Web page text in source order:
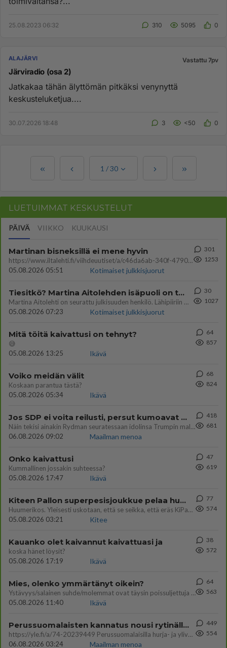
25.08.2023 06:32 310 5095 0
ALAJÄRVI Vastattu 7pv
Järviradio (osa 2)
Jatkakaa tähän älyttömän pitkäksi venynyttä
keskusteluketjua....
30.07.2026 18:48 3 <50 0
1 /30
LUETUIMMAT KESKUSTELUT
PÄIVÄ VIIKKO KUUKAUSI
Martinan bisneksillä ei mene hyvin
https://www.iltalehti.fi/viihdeuutiset/a/c46da6ab-340f-4790-aaa7-0865eed2336 Yrityksen konkurssihakemus on tullut kärä
05.08.2026 05:51
Kotimaiset julkkisjuorut
301
1253
Tiesitkö? Martina Aitolehden isäpuoli on tämä suosittu laulaja
Martina Aitolehti on seurattu julkisuuden henkilö. Lähipiiriin mahtuu muitakin tunnettuja henkilöitä. Tiesitkö, että Ma
05.08.2026 07:23
Kotimaiset julkkisjuorut
30
1027
Mitä töitä kaivattusi on tehnyt?
😅
05.08.2026 13:25
Ikävä
64
857
Voiko meidän välit
Koskaan parantua tästä?
05.08.2026 05:34
Ikävä
68
824
Jos SDP ei voita reilusti, persut kumoavat demokratian Suomesta
Näin tekisi ainakin Rydman seuratessaan idolinsa Trumpin mallia https://www.is.fi/politiikka/art-2000012187244.html
06.08.2026 09:02
Maailman menoa
418
681
Onko kaivattusi
Kummallinen jossakin suhteessa?
05.08.2026 17:47
Ikävä
47
619
Kiteen Pallon superpesisjoukkue pelaa huumeiden vaikutuksen alaisena
Huumerikos. Yleisesti uskotaan, että se seikka, että eräs KiPan pelaaja kärähtää huumeista, on vain jäävuoren huippu. M
05.08.2026 03:21
Kitee
77
574
Kauanko olet kaivannut kaivattuasi ja
koska hänet löysit?
05.08.2026 17:19
Ikävä
38
572
Mies, olenko ymmärtänyt oikein?
Ystävyys/salainen suhde/molemmat ovat täysin poissuljettuja asioita? Nainen
05.08.2026 11:40
Ikävä
64
563
Perussuomalaisten kannatus nousi rytinällä Ylen tänään julkaisemassa tuoreimmassa gallup-kyselyssä.
https://yle.fi/a/74-20239449 Perussuomalaisilla hurja- ja ylivoimaisesti suurin nousu tässä uudessa Ylen gallupissa. Kyl
06.08.2026 03:24
Maailman menoa
449
554